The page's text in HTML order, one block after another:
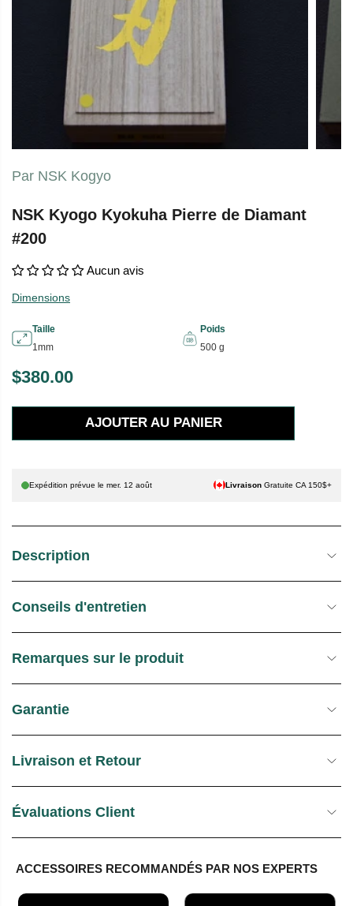
Par NSK Kogyo
NSK Kyogo Kyokuha Pierre de Diamant
#200
Aucun avis
Dimensions
Taille
1mm
Poids
500 g
P
R
X
T
L
$380.00
AJOUTER AU PANIER
Expédition prévue lemer. 12 août Livraison Gratuite CA 150$+
Description
Conseils d'entretien
Remarques sur le produit
Garantie
Livraison et Retour
Évaluations Client
ACCESSOIRES RECOMMANDÉS PAR NOS EXPERTS